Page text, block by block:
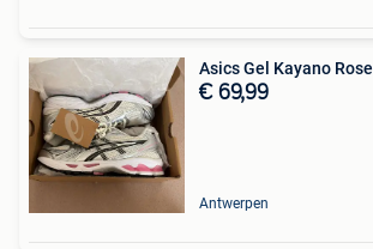
Asics Gel Kayano Rose
€ 69,99
Antwerpen